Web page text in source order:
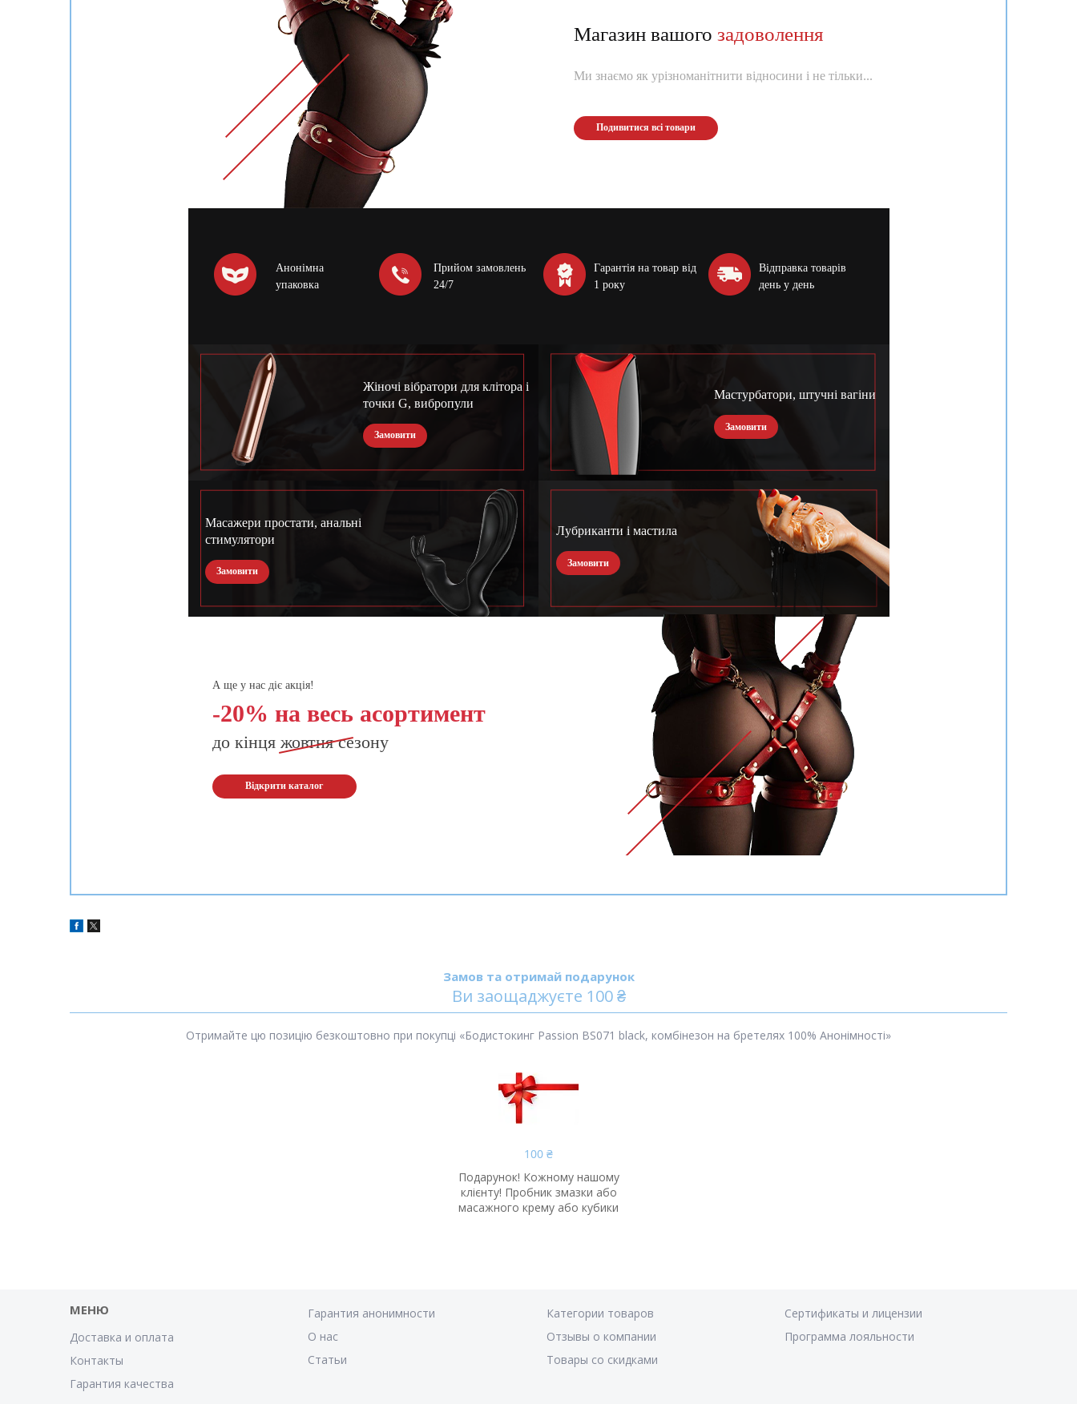
Магазин вашого задоволення
Ми знаємо як урізноманітнити відносини і не тільки...
Подивитися всі товари
Анонімна
упаковка
Прийом замовлень
24/7
Гарантія на товар від
1 року
Відправка товарів
день у день
Жіночі вібратори для клітора і
точки G, вибропули
Замовити
Мастурбатори, штучні вагіни
Замовити
Масажери простати, анальні
стимулятори
Замовити
Лубриканти і мастила
Замовити
А ще у нас діє акція!
-20% на весь асортимент
до кінця жовтнясезону
Відкрити каталог
Замов та отримай подарунок
Ви заощаджуєте 100 ₴
Отримайте цю позицію безкоштовно при покупці «Бодистокинг Passion BS071 black, комбінезон на бретелях 100% Анонімності»
100 ₴
Подарунок! Кожному нашому
клієнту! Пробник змазки або
масажного крему або кубики
МЕНЮ
Доставка и оплата
Контакты
Гарантия качества
Гарантия анонимности
О нас
Статьи
Категории товаров
Отзывы о компании
Товары со скидками
Сертификаты и лицензии
Программа лояльности